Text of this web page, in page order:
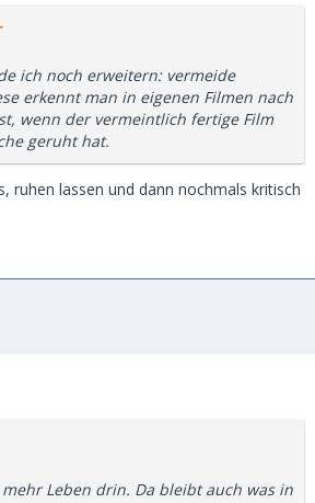
ich noch erweitern: vermeide
erkennt man in eigenen Filmen nach
wenn der vermeintlich fertige Film
geruht hat.
ruhen lassen und dann nochmals kritisch
mehr Leben drin. Da bleibt auch was in